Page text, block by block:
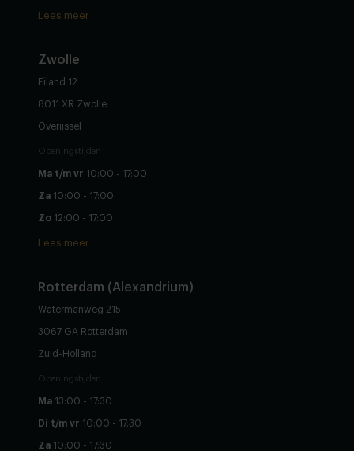
Lees meer
Zwolle
Eiland 12
8011 XR Zwolle
Overijssel
Openingstijden
Ma t/m vr 10:00 - 17:00
Za 10:00 - 17:00
Zo 12:00 - 17:00
Lees meer
Rotterdam (Alexandrium)
Watermanweg 215
3067 GA Rotterdam
Zuid-Holland
Openingstijden
Ma 13:00 - 17:30
Di t/m vr 10:00 - 17:30
Za 10:00 - 17:30